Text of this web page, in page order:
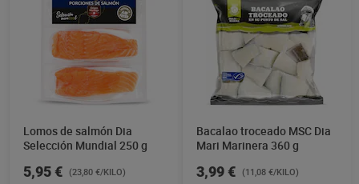
Lomos de salmón Dia
Selección Mundial 250 g
5,95 € (23,80 €/KILO)
Bacalao troceado MSC Dia
Mari Marinera 360 g
3,99 € (11,08 €/KILO)